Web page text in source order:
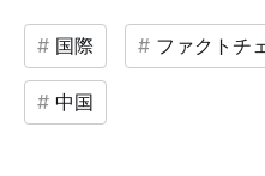
国際 ファクトチ
中国